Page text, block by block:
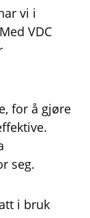
vi i
VDC
for å gjøre
seg.
i bruk